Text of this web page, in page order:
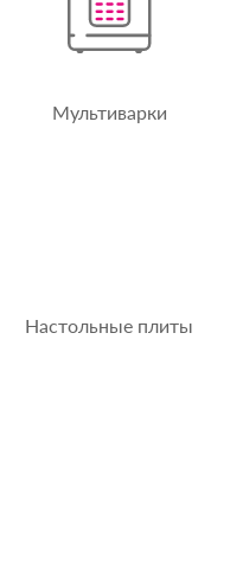
Мультиварки
Настольные плиты